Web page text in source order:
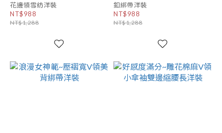
花邊領雪紡洋裝
NT$988
NT$1,288
釦綁帶洋裝
NT$988
NT$1,288